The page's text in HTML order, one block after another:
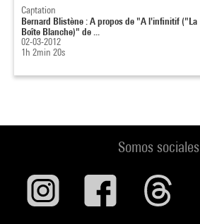
Captation
Bernard Blistène : A propos de "A l'infinitif ("La
Boîte Blanche)" de ...
02-03-2012
1h 2min 20s
Somos sociales